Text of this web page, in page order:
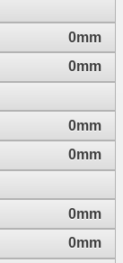
0mm
0mm
0mm
0mm
0mm
0mm